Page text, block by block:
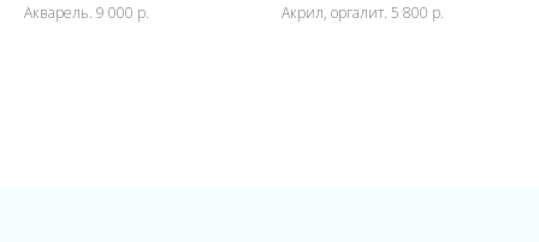
Акварель. 9 000 р. Акрил, оргалит. 5 800 р.